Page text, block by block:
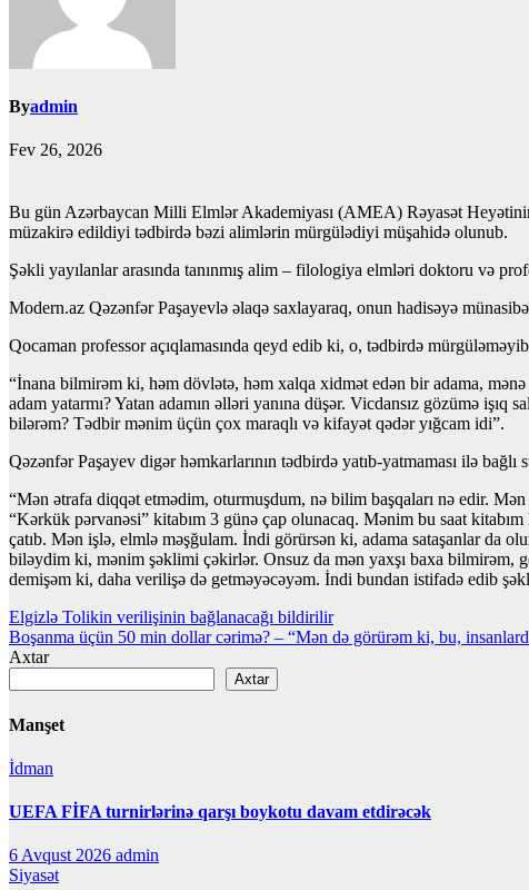
Byadmin
Fev 26, 2026
Bu gün Azərbaycan Milli Elmlər Akademiyası (AMEA) Rəyasət
müzakirə edildiyi tədbirdə bəzi alimlərin mürgülədiyi müşahidə olunub.
Şəkli yayılanlar arasında tanınmış alim – filologiya elmləri doktoru və
Modern.az Qəzənfər Paşayevlə əlaqə saxlayaraq, onun hadisəyə
Qocaman professor açıqlamasında qeyd edib ki, o, tədbirdə
“İnana bilmirəm ki, həm dövlətə, həm xalqa xidmət edən bir adama,
adam yatarmı? Yatan adamın əlləri yanına düşər. Vicdansız gözümə
bilərəm? Tədbir mənim üçün çox maraqlı və kifayət qədər yığcam idi”.
Qəzənfər Paşayev digər həmkarlarının tədbirdə yatıb-yatmaması ilə bağlı
“Mən ətrafa diqqət etmədim, oturmuşdum, nə bilim başqaları nə edir.
“Kərkük pərvanəsi” kitabım 3 günə çap olunacaq. Mənim bu saat
çatıb. Mən işlə, elmlə məşğulam. İndi görürsən ki, adama sataşanlar da
biləydim ki, mənim şəklimi çəkirlər. Onsuz da mən yaxşı baxa bilmirəm,
demişəm ki, daha verilişə də getməyəcəyəm. İndi bundan istifadə edib
Yazı
naviqasiyası
Elgizlə Tolikin verilişinin bağlanacağı bildirilir
Boşanma üçün 50 min dollar cərimə? – “Mən də görürəm ki, bu,
Axtar
Axtar
Manşet
İdman
UEFA FİFA turnirlərinə qarşı boykotu davam etdirəcək
6 Avqust 2026 admin
Siyasət